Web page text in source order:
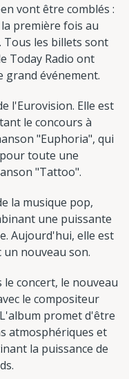
vont être comblés :
première fois au
Tous les billets sont
Today Radio ont
grand événement.
l'Eurovision. Elle est
le concours à
"Euphoria", qui
toute une
"Tattoo".
la musique pop,
une puissante
Aujourd'hui, elle est
nouveau son.
concert, le nouveau
le compositeur
promet d'être
atmosphériques et
la puissance de